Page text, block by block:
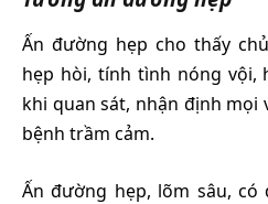
Ấn đường hẹp cho thấy
hẹp hòi, tính tình nóng vội,
khi quan sát, nhận định mọi
bệnh trầm cảm.
Ấn đường hẹp, lõm sâu,